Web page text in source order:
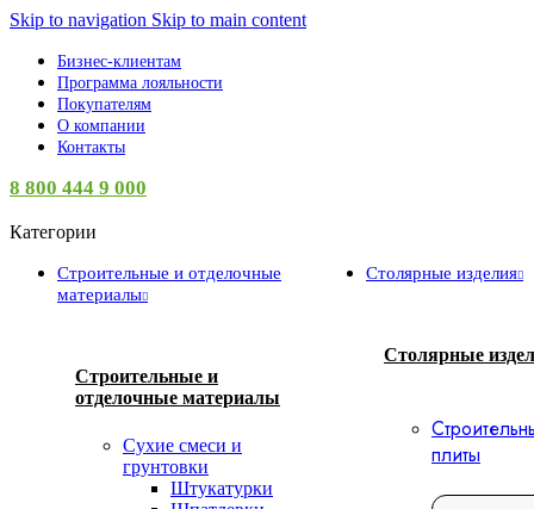
Skip to navigation Skip to main content
Бизнес-клиентам
Программа лояльности
Покупателям
О компании
Контакты
8 800 444 9 000
Категории
Строительные и отделочные
материалы
Строительные и
отделочные материалы
Сухие смеси и
грунтовки
Штукатурки
Столярные изделия
Столярные
плиты